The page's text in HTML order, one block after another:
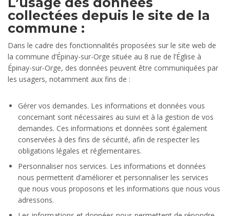
collectées depuis le site de la
commune :
Dans le cadre des fonctionnalités proposées sur le site web de
la commune d’Épinay-sur-Orge située au 8 rue de l’Église à
Épinay-sur-Orge, des données peuvent être communiquées par
les usagers, notamment aux fins de :
Gérer vos demandes. Les informations et données vous
concernant sont nécessaires au suivi et à la gestion de vos
demandes. Ces informations et données sont également
conservées à des fins de sécurité, afin de respecter les
obligations légales et réglementaires.
Personnaliser nos services. Les informations et données
nous permettent d’améliorer et personnaliser les services
que nous vous proposons et les informations que nous vous
adressons.